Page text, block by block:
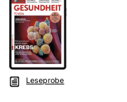
Leseprobe